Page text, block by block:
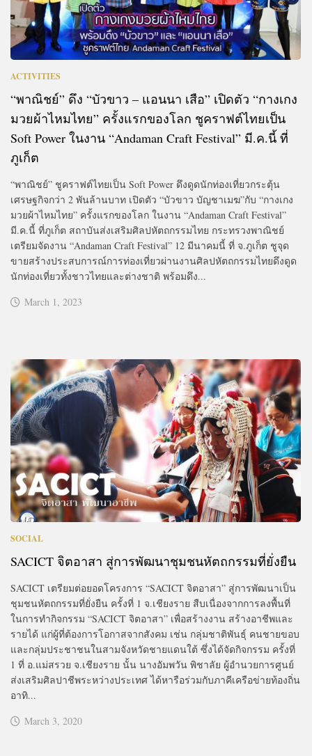
ACTIVITIES
“พาณิชย์” ดึง “บัวขาว – แอนนา เสือ” เปิดตัว “กางเกง
มวยผ้าไหมไทย” ครั้งแรกของโลก ชูคราฟต์ไทยเป็น
Soft Power ในงาน “Andaman Craft Festival” มี.ค.นี้ ที่
ภูเก็ต
“พาณิชย์” ชูคราฟต์ไทยเป็น Soft Power ดึงดูดนักท่องเที่ยวกระตุ้น
เศรษฐกิจกว่า 2 พันล้านบาท เปิดตัว “บัวขาว บัญชาเมฆ”กับ “กางเกง
มวยผ้าไหมไทย” ครั้งแรกของโลก ในงาน “Andaman Craft Festival”
มี.ค.นี้ ที่ภูเก็ต สถาบันส่งเสริมศิลปหัตถกรรมไทย กระทรวงพาณิชย์
เตรียมจัดงาน “Andaman Craft Festival” 12 มีนาคมนี้ ที่ จ.ภูเก็ต ชูจุด
ขายสร้างประสบการณ์การท่องเที่ยวผ่านงานศิลปหัตถกรรมไทยดึงดูด
นักท่องเที่ยวทั้งชาวไทยและต่างชาติ พร้อมดึง...
March 1, 2023
SOCIAL
SACICT จิตอาสา สู่การพัฒนาชุมชนหัตถกรรมที่ยั่งยืน
SACICT เตรียมต่อยอดโครงการ “SACICT จิตอาสา” สู่การพัฒนาเป็น
ชุมชนหัตถกรรมที่ยั่งยืน ครั้งที่ 1 จ.เชียงราย สืบเนื่องจากการลงพื้นที่
ในการทำกิจกรรม “SACICT จิตอาสา” เพื่อสร้างงาน สร้างอาชีพและ
รายได้ แก่ผู้ที่ต้องการโอกาสจากสังคม เช่น กลุ่มชาติพันธุ์ คนชายขอบ
และกลุ่มประชาชนในสามจังหวัดชายแดนใต้ ซึ่งได้จัดกิจกรรม ครั้งที่
1 ที่ อ.แม่สรวย จ.เชียงราย นั้น นางอัมพวัน พิชาลัย ผู้อำนวยการศูนย์
ส่งเสริมศิลปาชีพระหว่างประเทศ ได้หารือร่วมกับภาคีเครือข่ายท้องถิ่น
อาทิ...
March 3, 2020